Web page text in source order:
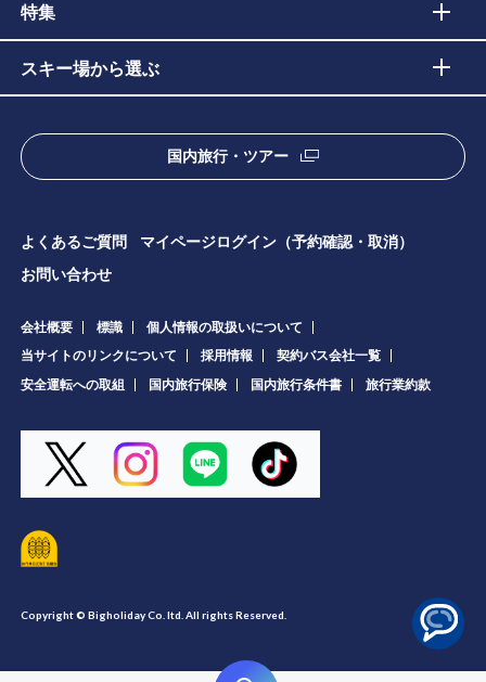
特集
スキー場から選ぶ
国内旅行・ツアー
よくあるご質問
マイページログイン（予約確認・取消）
お問い合わせ
会社概要 標識
個人情報の取扱いについて
当サイトのリンクについて
採用情報
契約バス会社一覧
安全運転への取組
国内旅行保険 国内旅行条件書 旅行業約款
Copyright © Bigholiday Co. ltd. All rights Reserved.